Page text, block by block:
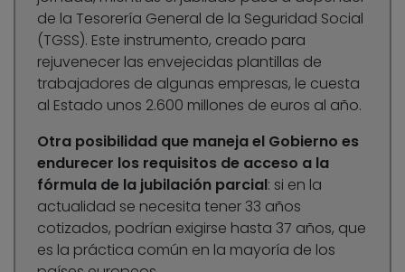
de la Tesorería General de la Seguridad Social
(TGSS). Este instrumento, creado para
rejuvenecer las envejecidas plantillas de
trabajadores de algunas empresas, le cuesta
al Estado unos 2.600 millones de euros al año.
Otra posibilidad que maneja el Gobierno es
endurecer los requisitos de acceso a la
fórmula de la jubilación parcial: si en la
actualidad se necesita tener 33 años
cotizados, podrían exigirse hasta 37 años, que
es la práctica común en la mayoría de los